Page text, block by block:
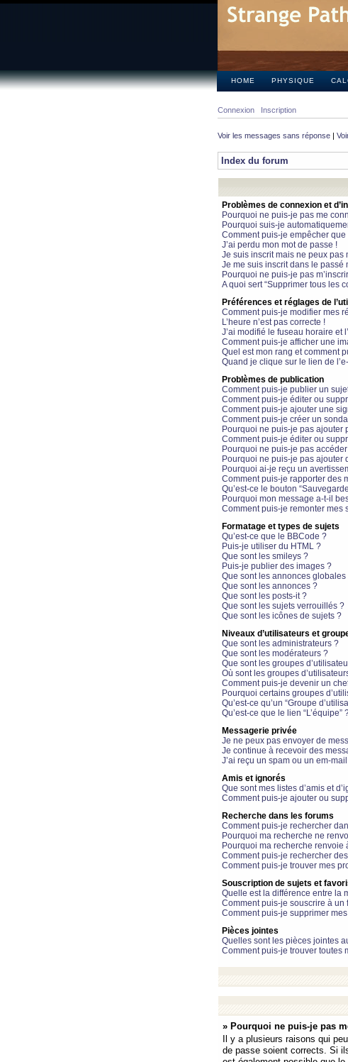
HOME PHYSIQUE
Connexion Inscription
Voir les messages sans réponse |
Index du forum
Problèmes de connexion et
Pourquoi ne puis-je pas me
Pourquoi suis-je
Comment puis-je empêcher
J’ai perdu mon mot de passe !
Je suis inscrit mais ne peux pas
Je me suis inscrit dans le passé
Pourquoi ne puis-je pas
A quoi sert “Supprimer tous les
Préférences et réglages de
Comment puis-je modifier mes
L’heure n’est pas correcte !
J’ai modifié le fuseau horaire et
Comment puis-je afficher une
Quel est mon rang et comment
Quand je clique sur le lien de
Problèmes de publication
Comment puis-je publier un
Comment puis-je éditer ou
Comment puis-je ajouter une
Comment puis-je créer un
Pourquoi ne puis-je pas ajouter
Comment puis-je éditer ou
Pourquoi ne puis-je pas
Pourquoi ne puis-je pas ajouter
Pourquoi ai-je reçu un
Comment puis-je rapporter des
Qu’est-ce le bouton
Pourquoi mon message a-t-il
Comment puis-je remonter mes
Formatage et types de sujets
Qu’est-ce que le BBCode ?
Puis-je utiliser du HTML ?
Que sont les smileys ?
Puis-je publier des images ?
Que sont les annonces globales
Que sont les annonces ?
Que sont les posts-it ?
Que sont les sujets verrouillés ?
Que sont les icônes de sujets ?
Niveaux d’utilisateurs et
Que sont les administrateurs ?
Que sont les modérateurs ?
Que sont les groupes
Où sont les groupes
Comment puis-je devenir un
Pourquoi certains groupes
Qu’est-ce qu’un “Groupe
Qu’est-ce que le lien “L’équipe”
Messagerie privée
Je ne peux pas envoyer de
Je continue à recevoir des
J’ai reçu un spam ou un em-
Amis et ignorés
Que sont mes listes d’amis et
Comment puis-je ajouter ou
Recherche dans les forums
Comment puis-je rechercher
Pourquoi ma recherche ne
Pourquoi ma recherche renvoie
Comment puis-je rechercher
Comment puis-je trouver mes
Souscription de sujets et
Quelle est la différence entre la
Comment puis-je souscrire à
Comment puis-je supprimer
Pièces jointes
Quelles sont les pièces jointes
Comment puis-je trouver toutes
» Pourquoi ne puis-je pas
Il y a plusieurs raisons qui
de passe soient corrects. Si